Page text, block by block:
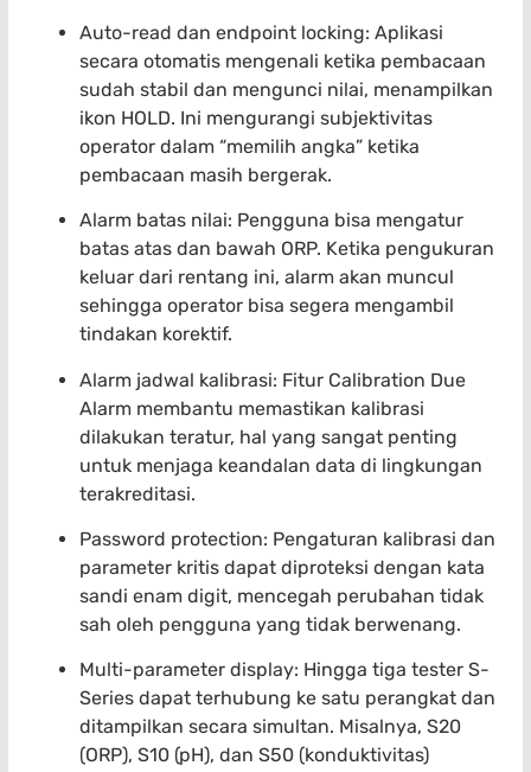
Auto-read dan endpoint locking: Aplikasi
secara otomatis mengenali ketika pembacaan
sudah stabil dan mengunci nilai, menampilkan
ikon HOLD. Ini mengurangi subjektivitas
operator dalam “memilih angka” ketika
pembacaan masih bergerak.
Alarm batas nilai: Pengguna bisa mengatur
batas atas dan bawah ORP. Ketika pengukuran
keluar dari rentang ini, alarm akan muncul
sehingga operator bisa segera mengambil
tindakan korektif.
Alarm jadwal kalibrasi: Fitur Calibration Due
Alarm membantu memastikan kalibrasi
dilakukan teratur, hal yang sangat penting
untuk menjaga keandalan data di lingkungan
terakreditasi.
Password protection: Pengaturan kalibrasi dan
parameter kritis dapat diproteksi dengan kata
sandi enam digit, mencegah perubahan tidak
sah oleh pengguna yang tidak berwenang.
Multi-parameter display: Hingga tiga tester S-
Series dapat terhubung ke satu perangkat dan
ditampilkan secara simultan. Misalnya, S20
(ORP), S10 (pH), dan S50 (konduktivitas)